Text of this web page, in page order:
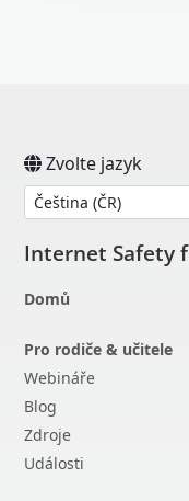
Zvolte jazyk
Internet Safety
Domů
Pro rodiče & učitele
Webináře
Blog
Zdroje
Události
Open On A New Tab
Open On A New Tab
Open On A New Tab
Open On A New Tab